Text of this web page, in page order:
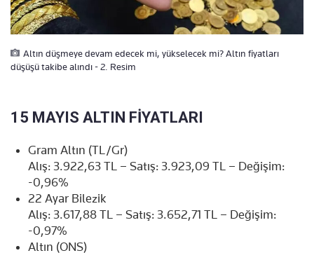
Altın düşmeye devam edecek mi, yükselecek mi? Altın fiyatları
düşüşü takibe alındı - 2. Resim
15 MAYIS ALTIN FİYATLARI
Gram Altın (TL/Gr)
Alış: 3.922,63 TL – Satış: 3.923,09 TL – Değişim:
-0,96%
22 Ayar Bilezik
Alış: 3.617,88 TL – Satış: 3.652,71 TL – Değişim:
-0,97%
Altın (ONS)